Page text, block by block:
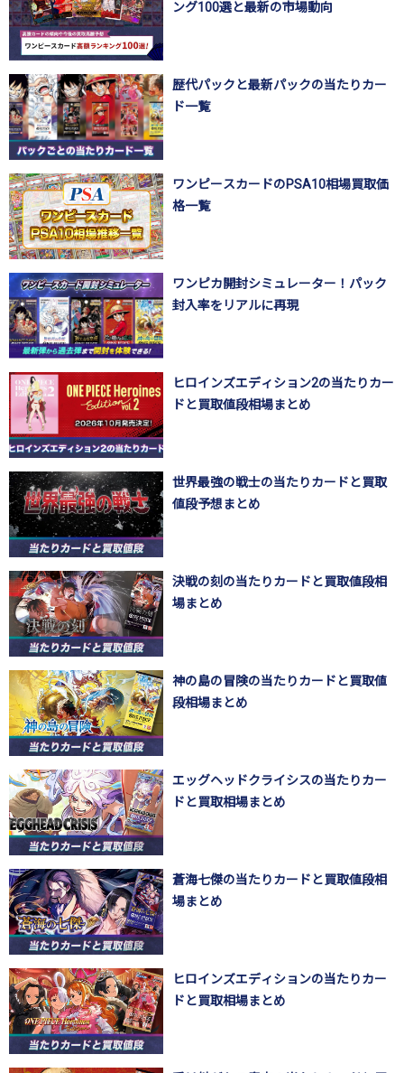
ング100選と最新の市場動向
歴代パックと最新パックの当たりカー
ド一覧
ワンピースカードのPSA10相場買取価
格一覧
ワンピカ開封シミュレーター！パック
封入率をリアルに再現
ヒロインズエディション2の当たりカー
ドと買取値段相場まとめ
世界最強の戦士の当たりカードと買取
値段予想まとめ
決戦の刻の当たりカードと買取値段相
場まとめ
神の島の冒険の当たりカードと買取値
段相場まとめ
エッグヘッドクライシスの当たりカー
ドと買取相場まとめ
蒼海七傑の当たりカードと買取値段相
場まとめ
ヒロインズエディションの当たりカー
ドと買取相場まとめ